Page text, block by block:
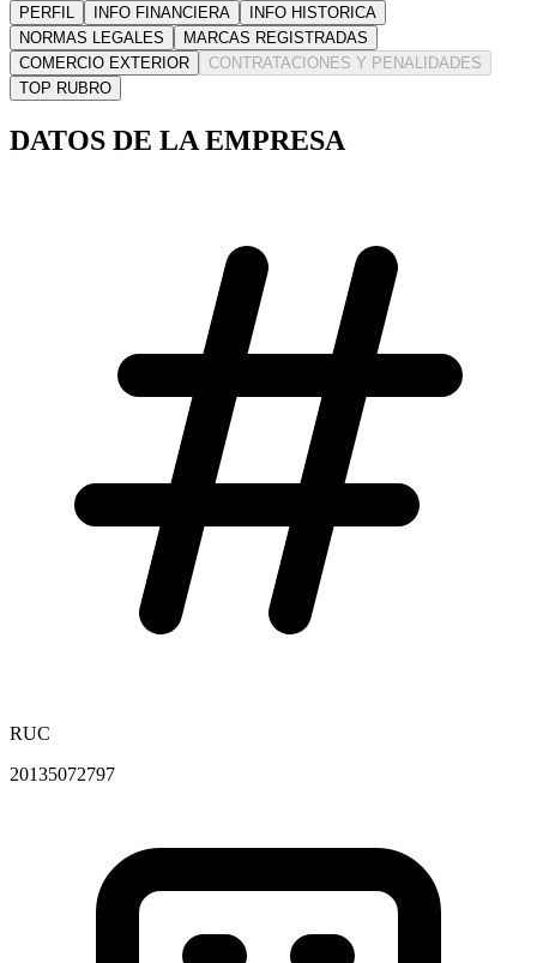
PERFIL INFO FINANCIERA
INFO HISTORICA
NORMAS LEGALES
MARCAS REGISTRADAS
COMERCIO EXTERIOR
CONTRATACIONES Y PENALIDADES
TOP RUBRO
DATOS DE LA EMPRESA
RUC
20135072797